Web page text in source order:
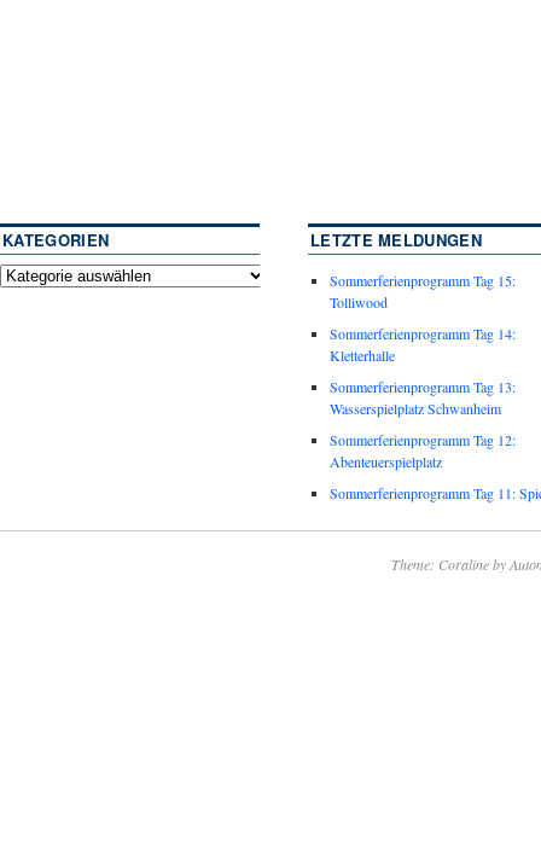
KATEGORIEN LETZTE MELDUNGEN
Sommerferienprogramm Tag 15:
Tolliwood
Sommerferienprogramm Tag 14:
Kletterhalle
Sommerferienprogramm Tag 13:
Wasserspielplatz Schwanheim
Sommerferienprogramm Tag 12:
Abenteuerspielplatz
Sommerferienprogramm Tag 11:
Theme: Coraline by